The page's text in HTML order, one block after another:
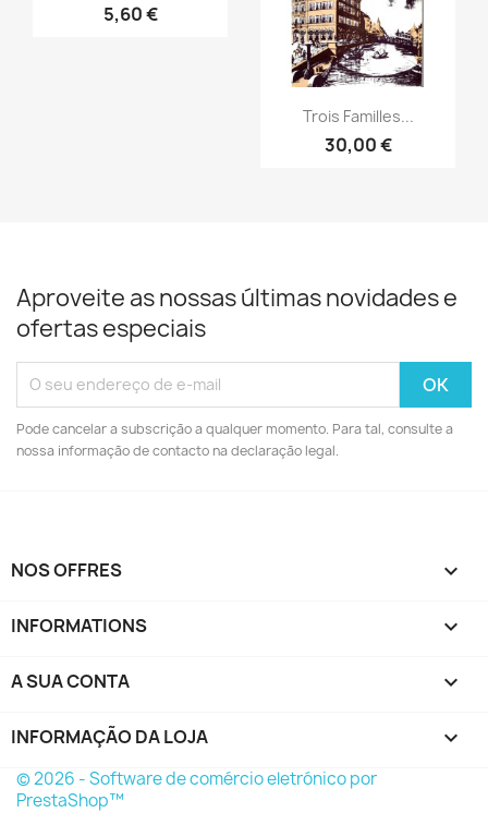
5,60 €
Vista rápida
Trois Familles...
30,00 €
Aproveite as nossas últimas novidades e
ofertas especiais
Pode cancelar a subscrição a qualquer momento. Para tal, consulte a
nossa informação de contacto na declaração legal.
NOS OFFRES 
INFORMATIONS 
A SUA CONTA 
INFORMAÇÃO DA LOJA keyboard_arrow_down
© 2026 - Software de comércio eletrónico por
PrestaShop™